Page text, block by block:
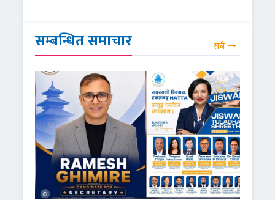
सम्बन्धित समाचार सबै